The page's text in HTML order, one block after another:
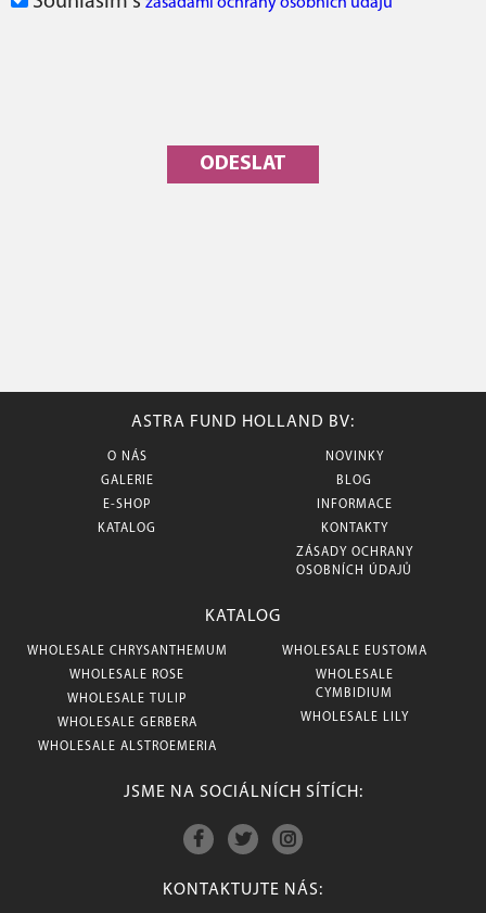
ASTRA FUND HOLLAND BV:
O NÁS
GALERIE
E-SHOP
KATALOG
NOVINKY
BLOG
INFORMACE
KONTAKTY
ZÁSADY OCHRANY
OSOBNÍCH ÚDAJŮ
KATALOG
WHOLESALE CHRYSANTHEMUM
WHOLESALE ROSE
WHOLESALE TULIP
WHOLESALE GERBERA
WHOLESALE ALSTROEMERIA
WHOLESALE EUSTOMA
WHOLESALE
CYMBIDIUM
WHOLESALE LILY
JSME NA SOCIÁLNÍCH SÍTÍCH:
KONTAKTUJTE NÁS: